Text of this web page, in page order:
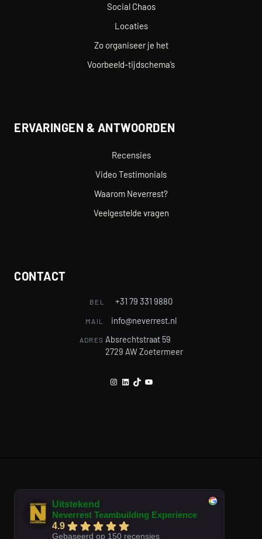
Social Chaos
Locaties
Zo organiseer je het
Voorbeeld-tijdschema’s
ERVARINGEN & ANTWOORDEN
Recensies
Video Testimonials
Waarom Neverrest?
Veelgestelde vragen
CONTACT
BEL +31 79 331 9880
MAIL info@neverrest.nl
ADRES Absrechtstraat 59
2729 AW Zoetermeer
Instagram
LinkedIn
TikTokYouTube
Uitstekend
Neverrest Teambuilding Experience
4.9
Gebaseerd op 150 recensies